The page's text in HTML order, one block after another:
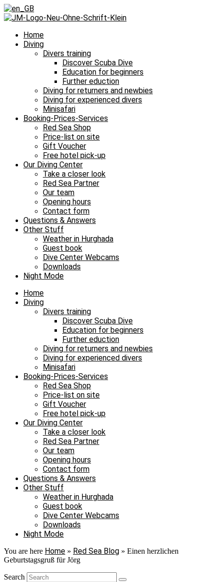
Home
Diving
Divers training
Discover Scuba Dive
Education for beginners
Further eduction
Diving for returners and newbies
Diving for experienced divers
Minisafari
Booking-Prices-Services
Red Sea Shop
Price-list on site
Gift Voucher
Free hotel pick-up
Our Diving Center
Take a closer look
Red Sea Partner
Our team
Opening hours
Contact form
Questions & Answers
Other Stuff
Weather in Hurghada
Guest book
Dive Center Webcams
Downloads
Night Mode
Home
Diving
Divers training
Discover Scuba Dive
Education for beginners
Further eduction
Diving for returners and newbies
Diving for experienced divers
Minisafari
Booking-Prices-Services
Red Sea Shop
Price-list on site
Gift Voucher
Free hotel pick-up
Our Diving Center
Take a closer look
Red Sea Partner
Our team
Opening hours
Contact form
Questions & Answers
Other Stuff
Weather in Hurghada
Guest book
Dive Center Webcams
Downloads
Night Mode
You are here Home » Red Sea Blog » Einen herzlichen
Geburtstagsgruß für Jörg
Search